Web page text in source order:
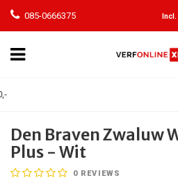
085-0666375 Incl.
Klanten
Den Braven Zwaluw
Plus - Wit
0 REVIEWS